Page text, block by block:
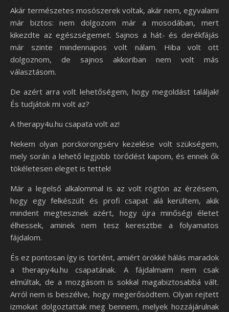
Akár természetes mosószerek voltak, akár nem, egyvalami
már biztos: nem dolgozom már a mosodában, mert
kikezdte az egészségemet. Sajnos a hát- és derékfájás
már szinte mindennapos volt nálam. Hiba volt ott
dolgoznom, de sajnos akkoriban nem volt más
választásom.
De azért arra volt lehetőségem, hogy megoldást találjak!
És tudjátok mi volt az?
A therapy4u.hu csapata volt az!
Nekem olyan porckorongsérv kezelése volt szükségem,
mely során a lehető legjobb törődést kapom, és ennek ők
tökéletesen eleget is tettek!
Már a legelső alkalommal is az volt rögtön az érzésem,
hogy egy felkészült és profi csapat alá kerültem, akik
mindent megtesznek azért, hogy újra minőségi életet
élhessek, aminek nem tesz keresztbe a folyamatos
fájdalom.
És ez pontosan így is történt, amiért örökké hálás maradok
a therapy4u.hu csapatának. A fájdalmaim nem csak
elmúltak, de a mozgásom is sokkal magabiztosabbá vált.
Arról nem is beszélve, hogy megerősödtem. Olyan rejtett
izmokat dolgoztattak meg bennem, melyek hozzájárulnak